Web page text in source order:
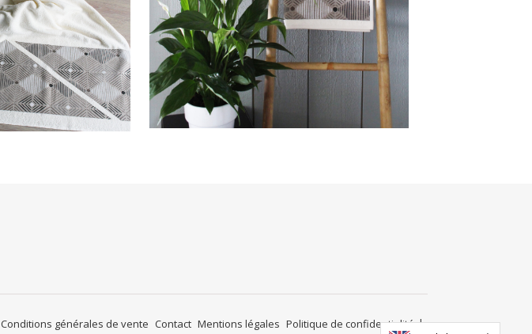
Conditions générales de vente Contact Mentions légales Politique de confidentialité